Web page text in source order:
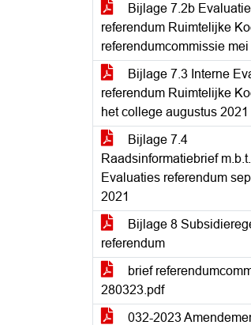
Bijlage 7.2b Evaluatie
referendum Ruimtelijke
referendumcommissie mei
Bijlage 7.3 Interne
referendum Ruimtelijke
het college augustus 2021
Bijlage 7.4
Raadsinformatiebrief m.b.t.
Evaluaties referendum
2021
Bijlage 8
referendum
brief
280323.pdf
032-2023